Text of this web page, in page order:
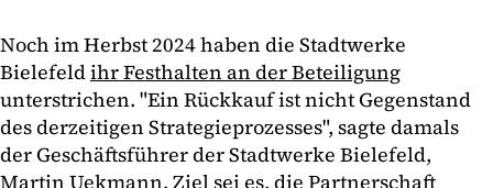
Noch im Herbst 2024 haben die Stadtwerke
Bielefeldihr Festhalten an der Beteiligung
unterstrichen. "Ein Rückkauf ist nicht Gegenstand
des derzeitigen Strategieprozesses", sagte damals
der Geschäftsführer der Stadtwerke Bielefeld,
Martin Uekmann. Ziel sei es, die Partnerschaft